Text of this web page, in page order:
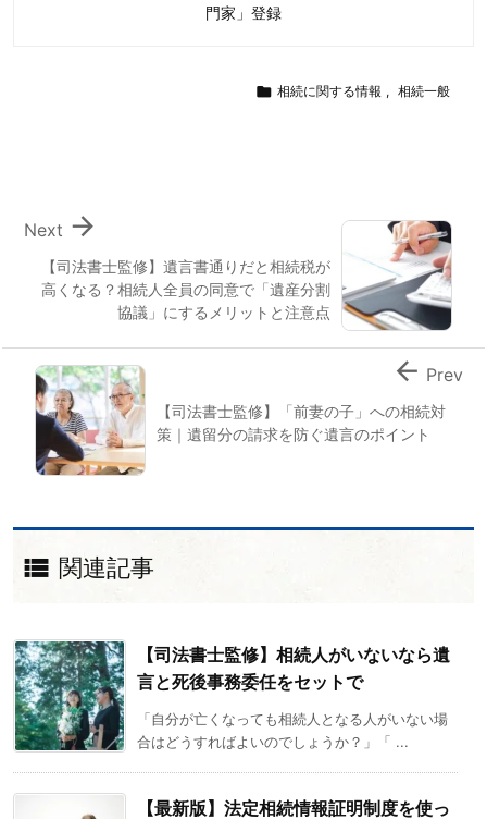
門家」登録
 相続に関する情報 , 相続一般
【司法書士監修】遺言書通りだと相続税が
高くなる？相続人全員の同意で「遺産分割
協議」にするメリットと注意点

Next
【司法書士監修】「前妻の子」への相続対
策｜遺留分の請求を防ぐ遺言のポイント
 Prev
 関連記事
【司法書士監修】相続人がいないなら遺
言と死後事務委任をセットで
「自分が亡くなっても相続人となる人がいない場
合はどうすればよいのでしょうか？」「 ...
【最新版】法定相続情報証明制度を使っ